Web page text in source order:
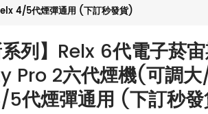
4/5代煙彈通用 (下訂秒發貨)
系列】Relx 6代電子菸
Pro 2六代煙機(可調
5代煙彈通用 (下訂秒